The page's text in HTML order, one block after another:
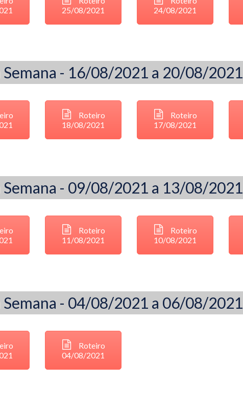
25/08/2021
24/08/2021
Semana - 16/08/2021 a 20/08/2021
Roteiro
18/08/2021
Roteiro
17/08/2021
Semana - 09/08/2021 a 13/08/2021
Roteiro
11/08/2021
Roteiro
10/08/2021
Semana - 04/08/2021 a 06/08/2021
Roteiro
04/08/2021